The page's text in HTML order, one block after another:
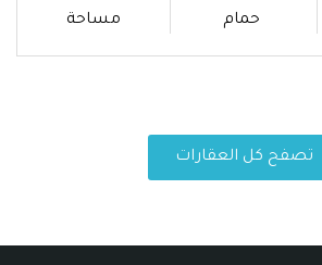
حمام مساحة
تصفح كل العقارات